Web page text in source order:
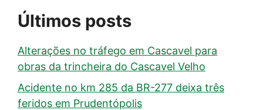
Últimos posts
Alterações no tráfego em Cascavel para
obras da trincheira do Cascavel Velho
Acidente no km 285 da BR-277 deixa três
feridos em Prudentópolis